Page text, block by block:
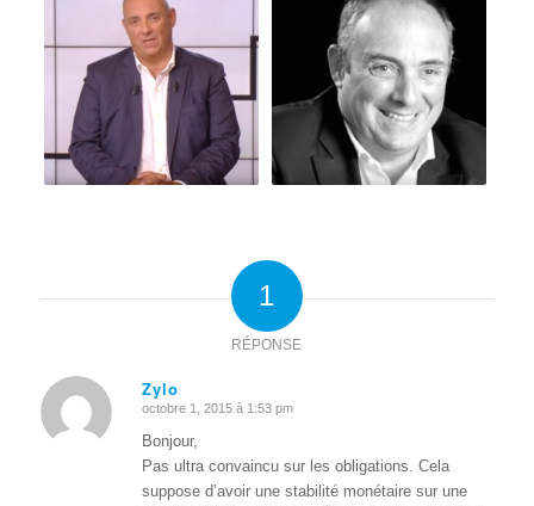
1
RÉPONSE
Zylo
dit
:
octobre 1, 2015 à 1:53 pm
Bonjour,
Pas ultra convaincu sur les obligations. Cela
suppose d’avoir une stabilité monétaire sur une